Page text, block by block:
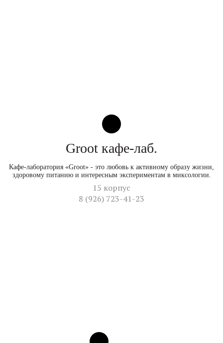
Groot кафе-лаб.
Кафе-лаборатория «Groot» - это любовь к активному образу жизни,
здоровому питанию и интересным экспериментам в миксологии.
15 корпус
8 (926) 723-41-23